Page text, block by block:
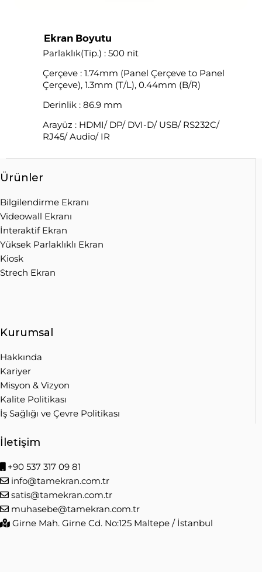
Ekran Boyutu
Parlaklık(Tip.) : 500 nit
Çerçeve : 1.74mm (Panel Çerçeve to Panel
Çerçeve), 1.3mm (T/L), 0.44mm (B/R)
Derinlik : 86.9 mm
Arayüz : HDMI/ DP/ DVI-D/ USB/ RS232C/
RJ45/ Audio/ IR
Ürünler
Bilgilendirme Ekranı
Videowall Ekranı
İnteraktif Ekran
Yüksek Parlaklıklı Ekran
Kiosk
Strech Ekran
Kurumsal
Hakkında
Kariyer
Misyon & Vizyon
Kalite Politikası
İş Sağlığı ve Çevre Politikası
İletişim
+90 537 317 09 81
info@tamekran.com.tr
satis@tamekran.com.tr
muhasebe@tamekran.com.tr
Girne Mah. Girne Cd. No:125 Maltepe / İstanbul